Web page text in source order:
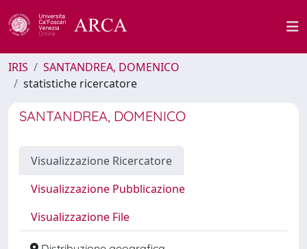
IRIS
SANTANDREA, DOMENICO
statistiche ricercatore
SANTANDREA, DOMENICO
Visualizzazione Ricercatore
Visualizzazione Pubblicazione
Visualizzazione File